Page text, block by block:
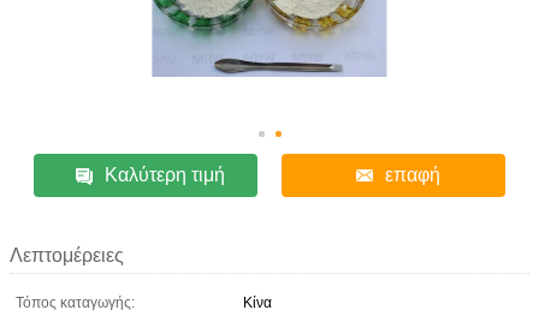
Καλύτερη τιμή επαφή
Λεπτομέρειες
Τόπος καταγωγής:
Κίνα